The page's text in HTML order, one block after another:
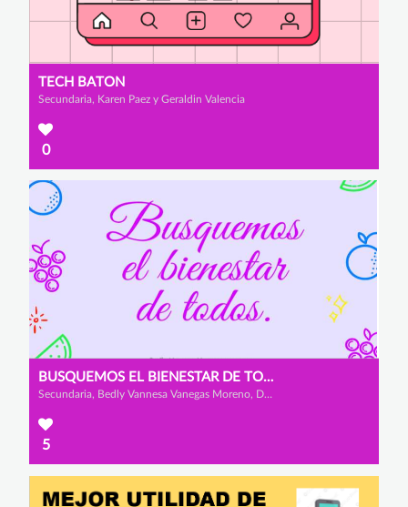
TECH BATON
Secundaria, Karen Paez y Geraldin Valencia
0
BUSQUEMOS EL BIENESTAR DE TODOS
Secundaria, Bedly Vannesa Vanegas Moreno, Dana Carolina Suárez Galeano y Angelly Tatiana Zuluaga Pinilla
5